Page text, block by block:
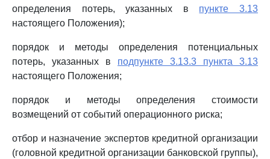
определения потерь, указанных в пункте 3.13
настоящего Положения);
порядок и методы определения потенциальных
потерь, указанных в подпункте 3.13.3 пункта 3.13
настоящего Положения;
порядок и методы определения стоимости
возмещений от событий операционного риска;
отбор и назначение экспертов кредитной организации
(головной кредитной организации банковской группы),